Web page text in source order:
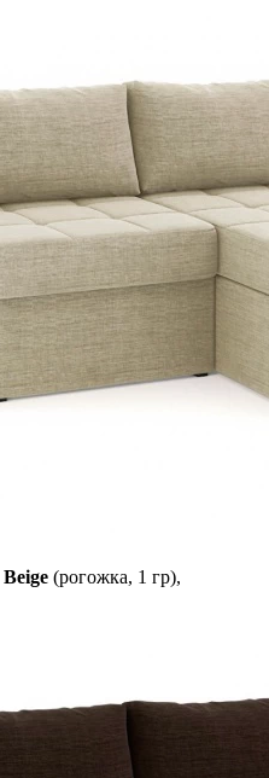
Beige (рогожка, 1 гр),